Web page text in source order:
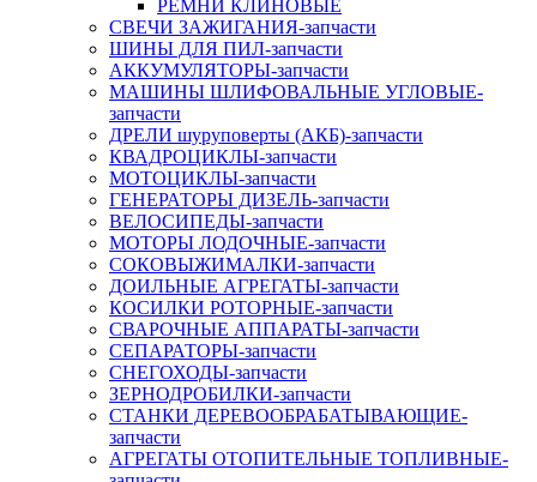
РЕМНИ КЛИНОВЫЕ
СВЕЧИ ЗАЖИГАНИЯ-запчасти
ШИНЫ ДЛЯ ПИЛ-запчасти
АККУМУЛЯТОРЫ-запчасти
МАШИНЫ ШЛИФОВАЛЬНЫЕ УГЛОВЫЕ-
запчасти
ДРЕЛИ шуруповерты (АКБ)-запчасти
КВАДРОЦИКЛЫ-запчасти
МОТОЦИКЛЫ-запчасти
ГЕНЕРАТОРЫ ДИЗЕЛЬ-запчасти
ВЕЛОСИПЕДЫ-запчасти
МОТОРЫ ЛОДОЧНЫЕ-запчасти
СОКОВЫЖИМАЛКИ-запчасти
ДОИЛЬНЫЕ АГРЕГАТЫ-запчасти
КОСИЛКИ РОТОРНЫЕ-запчасти
СВАРОЧНЫЕ АППАРАТЫ-запчасти
СЕПАРАТОРЫ-запчасти
СНЕГОХОДЫ-запчасти
ЗЕРНОДРОБИЛКИ-запчасти
СТАНКИ ДЕРЕВООБРАБАТЫВАЮЩИЕ-
запчасти
АГРЕГАТЫ ОТОПИТЕЛЬНЫЕ ТОПЛИВНЫЕ-